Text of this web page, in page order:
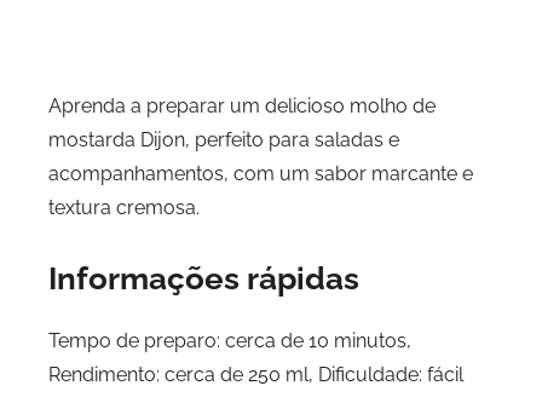
Aprenda a preparar um delicioso molho de
mostarda Dijon, perfeito para saladas e
acompanhamentos, com um sabor marcante e
textura cremosa.
Informações rápidas
Tempo de preparo: cerca de 10 minutos,
Rendimento: cerca de 250 ml, Dificuldade: fácil